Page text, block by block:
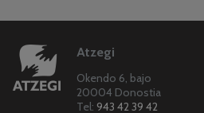
Atzegi
Okendo 6, bajo
20004 Donostia
Tel: 943 42 39 42